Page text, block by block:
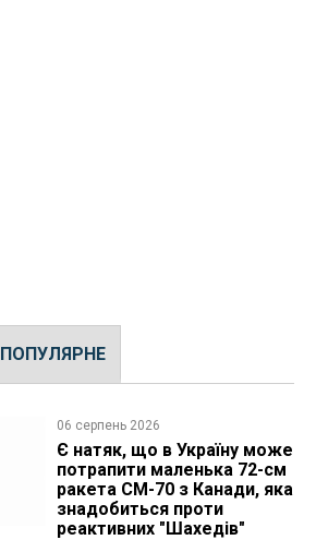
ПОПУЛЯРНЕ
06 серпень 2026
Є натяк, що в Україну може
потрапити маленька 72-см
ракета CM-70 з Канади, яка
знадобиться проти
реактивних "Шахедів"